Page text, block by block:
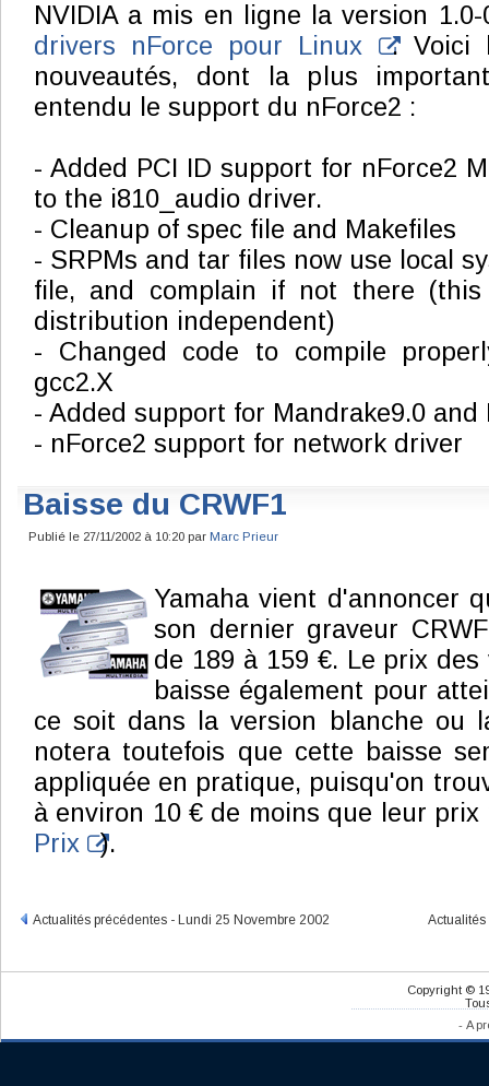
NVIDIA a mis en ligne la version 1.0-
drivers nForce pour Linux
. Voici
nouveautés, dont la plus
entendu le support du nForce2 :
- Added PCI ID support for nForce2
to the i810_audio driver.
- Cleanup of spec file and Makefiles
- SRPMs and tar files now use local
file, and complain if not there (this
distribution independent)
- Changed code to compile
gcc2.X
- Added support for Mandrake9.0 and
- nForce2 support for network driver
Baisse du CRWF1
Publié le 27/11/2002 à 10:20 par Marc Prieur
Yamaha vient d'annoncer
son dernier graveur
de 189 à 159 €. Le prix
baisse également pour
ce soit dans la version blanche ou
notera toutefois que cette baisse
appliquée en pratique, puisqu'on
à environ 10 € de moins que leur
Prix
).
Actualités précédentes - Lundi 25 Novembre 2002
Copyright ©
- A